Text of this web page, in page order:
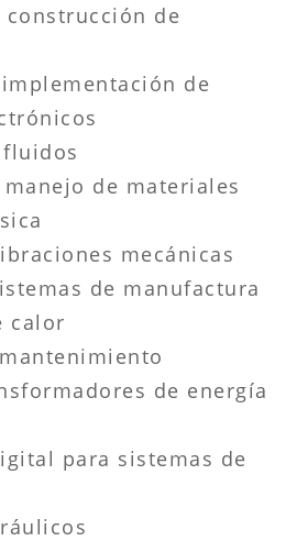
construcción de
de
de materiales
mecánicas
de manufactura
calor
de energía
para sistemas de